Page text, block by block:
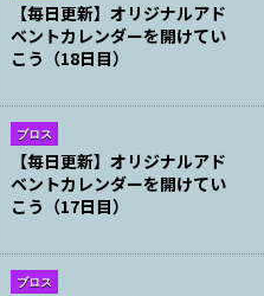
【毎日更新】オリジナルアド
ベントカレンダーを開けてい
こう（18日目）
ブロス
【毎日更新】オリジナルアド
ベントカレンダーを開けてい
こう（17日目）
ブロス